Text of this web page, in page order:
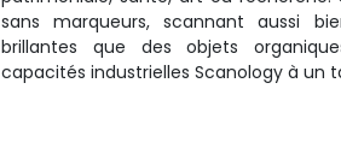
sans marqueurs, scannant aussi
brillantes que des objets
capacités industrielles Scanology à un